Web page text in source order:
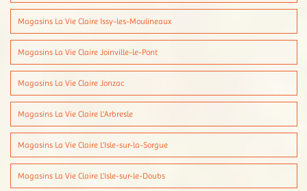
Magasins La Vie Claire Issy-les-Moulineaux
Magasins La Vie Claire Joinville-le-Pont
Magasins La Vie Claire Jonzac
Magasins La Vie Claire L'Arbresle
Magasins La Vie Claire L'Isle-sur-la-Sorgue
Magasins La Vie Claire L'Isle-sur-le-Doubs